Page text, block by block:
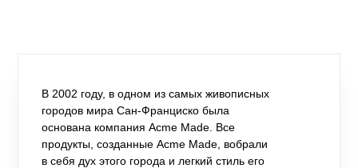
В 2002 году, в одном из самых живописных
городов мира Сан-Франциско была
основана компания Acme Made. Все
продукты, созданные Acme Made, вобрали
в себя дух этого города и легкий стиль его